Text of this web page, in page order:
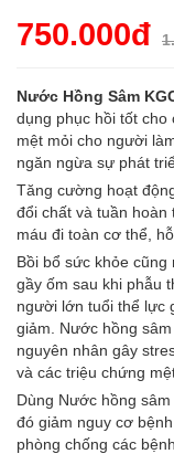
750.000đ
Nước Hồng Sâm
dụng phục hồi tốt
mệt mỏi cho người
ngăn ngừa sự phát
Tăng cường hoạt
đổi chất và tuần hoàn
máu đi toàn cơ thể,
Bồi bổ sức khỏe
gầy ốm sau khi phẫu
người lớn tuổi thể lực
giảm. Nước hồng
nguyên nhân gây
và các triệu chứng
Dùng Nước hồng
đó giảm nguy cơ
phòng chống các